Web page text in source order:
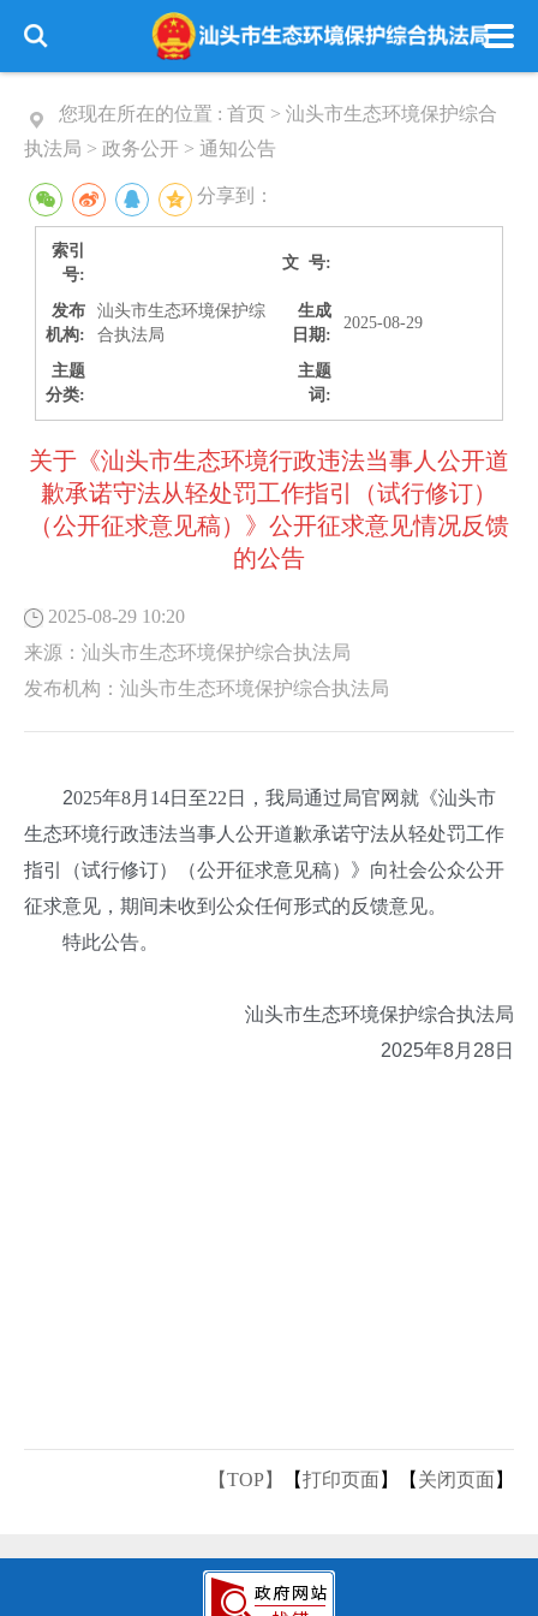
您现在所在的位置 : 首页 > 汕头市生态环境保护综合
执法局 > 政务公开 > 通知公告
分享到：
索引
号:
文 号:
发布
机构:
汕头市生态环境保护综
合执法局
生成
日期:
2025-08-29
主题
分类:
主题
词:
关于《汕头市生态环境行政违法当事人公开道
歉承诺守法从轻处罚工作指引（试行修订）
（公开征求意见稿）》公开征求意见情况反馈
的公告
2025-08-29 10:20
来源： 汕头市生态环境保护综合执法局
发布机构： 汕头市生态环境保护综合执法局
2025年8月14日至22日，我局通过局官网就《汕头市
生态环境行政违法当事人公开道歉承诺守法从轻处罚工作
指引（试行修订）（公开征求意见稿）》向社会公众公开
征求意见，期间未收到公众任何形式的反馈意见。
特此公告。
汕头市生态环境保护综合执法局
2025年8月28日
【TOP】 【打印页面】【 关闭页面】